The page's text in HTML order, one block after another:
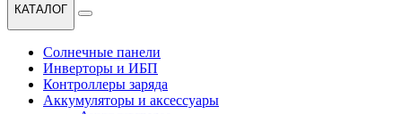
КАТАЛОГ
Солнечные панели
Инверторы и ИБП
Контроллеры заряда
Аккумуляторы и аксессуары